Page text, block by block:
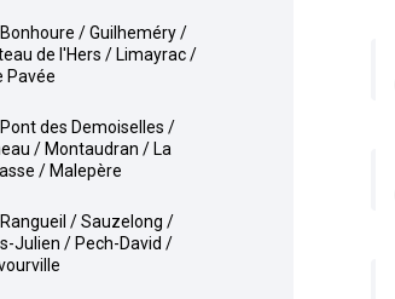
de l'Hers / Limayrac /
Pavée
/ Montaudran / La
/ Malepère
Julien / Pech-David /